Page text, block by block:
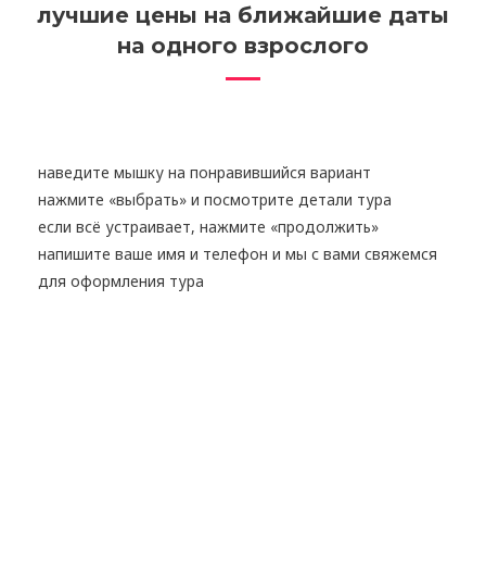
лучшие цены на ближайшие даты
на одного взрослого
наведите мышку на понравившийся вариант
нажмите «выбрать» и посмотрите детали тура
если всё устраивает, нажмите «продолжить»
напишите ваше имя и телефон и мы с вами свяжемся
для оформления тура